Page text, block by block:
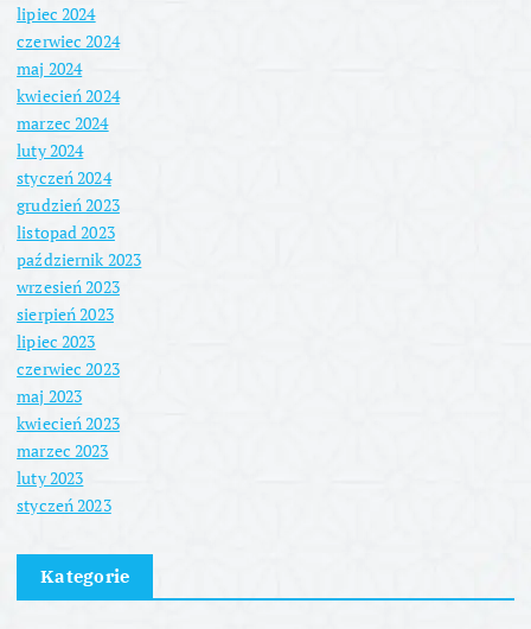
lipiec 2024
czerwiec 2024
maj 2024
kwiecień 2024
marzec 2024
luty 2024
styczeń 2024
grudzień 2023
listopad 2023
październik 2023
wrzesień 2023
sierpień 2023
lipiec 2023
czerwiec 2023
maj 2023
kwiecień 2023
marzec 2023
luty 2023
styczeń 2023
Kategorie